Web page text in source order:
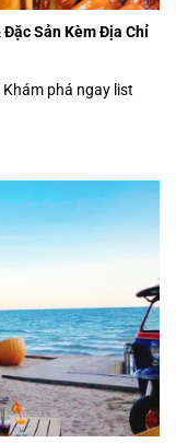
Đặc Sản Kèm Địa Chỉ
phá ngay list